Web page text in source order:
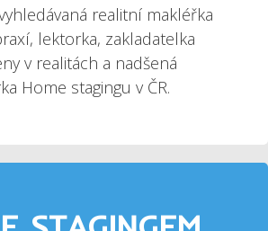
realitní makléřka
lektorka, zakladatelka
v realitách a nadšená
Home stagingu v ČR.